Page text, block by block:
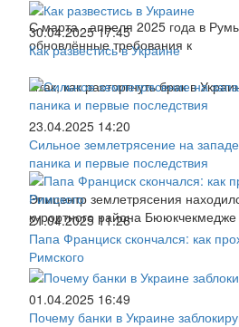
С марта - апреля 2025 года в
обновлённые требования к
30.04.2025 17:45
Как развестись в Украине
Итак, как расторгнуть брак в
23.04.2025 14:20
Сильное землетрясение на
паника и первые последствия
Эпицентр землетрясения
курортного района Бююкчекмедже
21.04.2025 11:26
Папа Франциск скончался: как
Римского
01.04.2025 16:49
Почему банки в Украине